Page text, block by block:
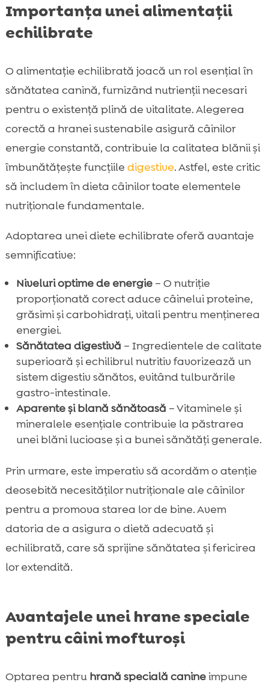
Importanța unei alimentații
echilibrate
O alimentație echilibrată joacă un rol esențial în
sănătatea canină, furnizând nutrienții necesari
pentru o existență plină de vitalitate. Alegerea
corectă a hranei sustenabile asigură câinilor
energie constantă, contribuie la calitatea blănii și
îmbunătățește funcțiile digestive. Astfel, este critic
să includem în dieta câinilor toate elementele
nutriționale fundamentale.
Adoptarea unei diete echilibrate oferă avantaje
semnificative:
Niveluri optime de energie– O nutriție
proporționată corect aduce câinelui proteine,
grăsimi și carbohidrați, vitali pentru menținerea
energiei.
Sănătatea digestivă – Ingredientele de calitate
superioară și echilibrul nutritiv favorizează un
sistem digestiv sănătos, evitând tulburările
gastro-intestinale.
Aparente și blană sănătoasă – Vitaminele și
mineralele esențiale contribuie la păstrarea
unei blăni lucioase și a bunei sănătăți generale.
Prin urmare, este imperativ să acordăm o atenție
deosebită necesităților nutriționale ale câinilor
pentru a promova starea lor de bine. Avem
datoria de a asigura o dietă adecvată și
echilibrată, care să sprijine sănătatea și fericirea
lor extendită.
Avantajele unei hrane speciale
pentru câini mofturoși
Optarea pentru hrană specială canineimpune